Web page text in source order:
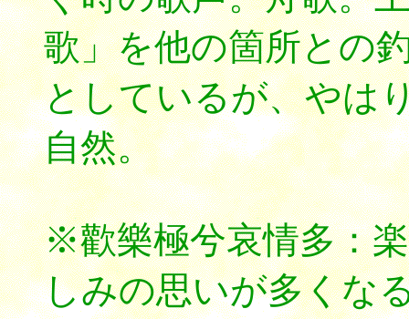
歌」を他の箇所との
としているが、やは
自然。
※歡樂極兮哀情多：
しみの思いが多くな